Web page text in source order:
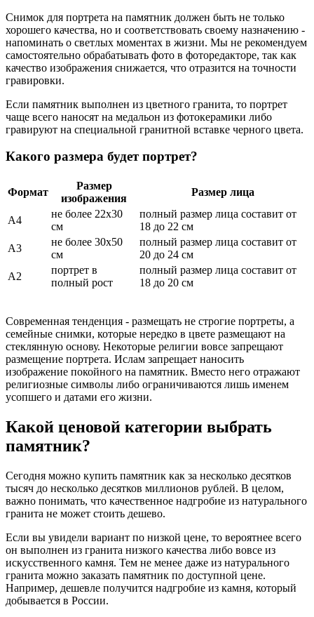
Снимок для портрета на памятник должен быть не только
хорошего качества, но и соответствовать своему назначению -
напоминать о светлых моментах в жизни. Мы не рекомендуем
самостоятельно обрабатывать фото в фоторедакторе, так как
качество изображения снижается, что отразится на точности
гравировки.
Если памятник выполнен из цветного гранита, то портрет
чаще всего наносят на медальон из фотокерамики либо
гравируют на специальной гранитной вставке черного цвета.
Какого размера будет портрет?
Формат
Размер
изображения
Размер лица
А4
не более 22х30
см
полный размер лица составит от
18 до 22 см
А3
не более 30х50
см
полный размер лица составит от
20 до 24 см
А2
портрет в
полный рост
полный размер лица составит от
18 до 20 см
Современная тенденция - размещать не строгие портреты, а
семейные снимки, которые нередко в цвете размещают на
стеклянную основу. Некоторые религии вовсе запрещают
размещение портрета. Ислам запрещает наносить
изображение покойного на памятник. Вместо него отражают
религиозные символы либо ограничиваются лишь именем
усопшего и датами его жизни.
Какой ценовой категории выбрать
памятник?
Сегодня можно купить памятник как за несколько десятков
тысяч до несколько десятков миллионов рублей. В целом,
важно понимать, что качественное надгробие из натурального
гранита не может стоить дешево.
Если вы увидели вариант по низкой цене, то вероятнее всего
он выполнен из гранита низкого качества либо вовсе из
искусственного камня. Тем не менее даже из натурального
гранита можно заказать памятник по доступной цене.
Например, дешевле получится надгробие из камня, который
добывается в России.